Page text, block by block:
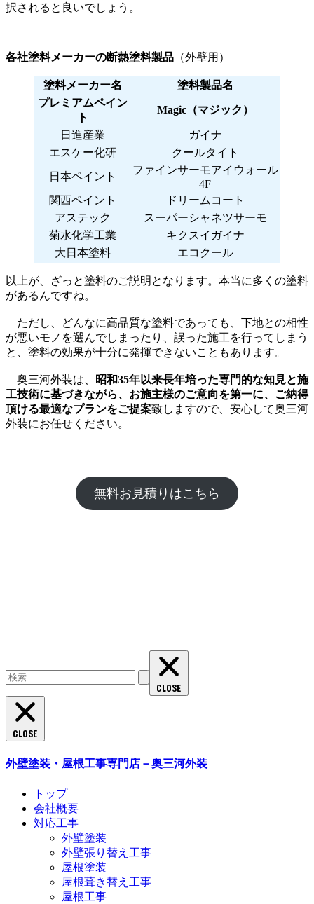
択されると良いでしょう。
各社塗料メーカーの断熱塗料製品 （外壁用）
塗料メーカー名
塗料製品名
プレミアムペイン
ト
Magic（マジック）
日進産業
ガイナ
エスケー化研
クールタイト
日本ペイント
ファインサーモアイウォール
4F
関西ペイント
ドリームコート
アステック
スーパーシャネツサーモ
菊水化学工業
キクスイガイナ
大日本塗料
エコクール
以上が、ざっと塗料のご説明となります。本当に多くの塗料
があるんですね。
ただし、どんなに高品質な塗料であっても、下地との相性
が悪いモノを選んでしまったり、誤った施工を行ってしまう
と、塗料の効果が十分に発揮できないこともあります。
奥三河外装は、
昭和35年以来長年培った専門的な知見と施
工技術に基づきながら、お施主様のご意向を第一に、ご納得
頂ける最適なプランをご提案致しますので、安心して奥三河
外装にお任せください。
無料お見積りはこちら
索:
CLOSE
CLOSE
外壁塗装・屋根工事専門店－奥三河外装
トップ
会社概要
対応工事
外壁塗装
外壁張り替え工事
屋根塗装
屋根葺き替え工事
屋根工事